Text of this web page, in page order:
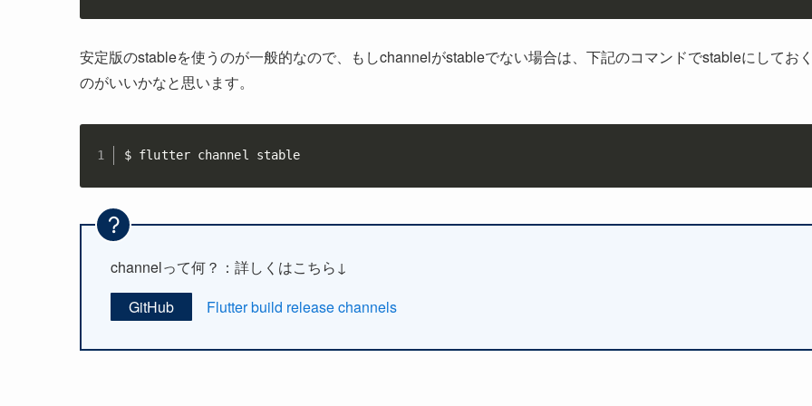
安定版のstableを使うのが一般的なので、もしchannelがstableでない場合は、下記のコマンドでstableにしてお
のがいいかなと思います。
$ flutter channel stable
channelって何？：詳しくはこちら↓
GitHub
Flutter build release channels